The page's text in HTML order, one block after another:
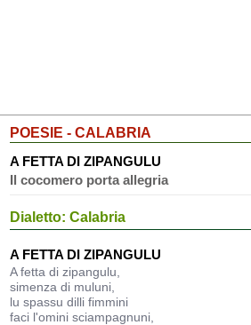
POESIE - CALABRIA
A FETTA DI ZIPANGULU
Il cocomero porta allegria
Dialetto: Calabria
A FETTA DI ZIPANGULU
A fetta di zipangulu,
simenza di muluni,
lu spassu dilli fimmini
faci l'omini sciampagnuni,